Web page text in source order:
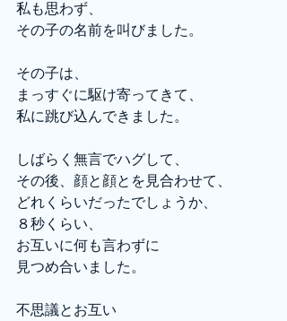
私も思わず、
その子の名前を叫びました。
その子は、
まっすぐに駆け寄ってきて、
私に跳び込んできました。
しばらく無言でハグして、
その後、顔と顔とを見合わせて、
どれくらいだったでしょうか、
８秒くらい、
お互いに何も言わずに
見つめ合いました。
不思議とお互い